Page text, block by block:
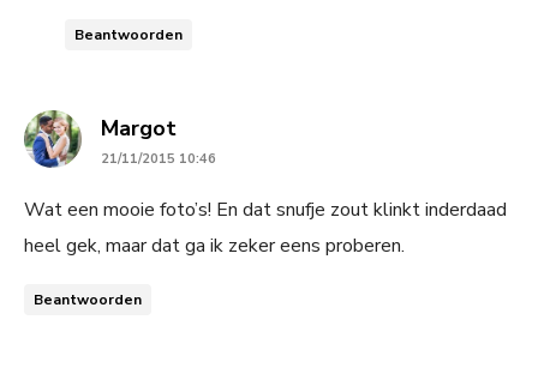
Beantwoorden
Margotsays:
21/11/2015 10:46
Wat een mooie foto’s! En dat snufje zout klinkt inderdaad
heel gek, maar dat ga ik zeker eens proberen.
Beantwoorden